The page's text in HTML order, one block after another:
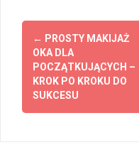
Post
navigation
← PROSTY MAKIJAŻ
OKA DLA
POCZĄTKUJĄCYCH –
KROK PO KROKU DO
SUKCESU